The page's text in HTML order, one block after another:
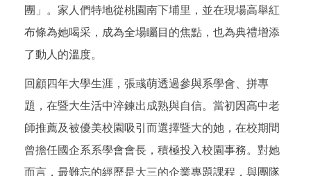
團」。家人們特地從桃園南下埔里，並在現場高舉紅
布條為她喝采，成為全場矚目的焦點，也為典禮增添
了動人的溫度。
回顧四年大學生涯，張彧萌透過參與系學會、拼專
題，在暨大生活中淬鍊出成熟與自信。當初因高中老
師推薦及被優美校園吸引而選擇暨大的她，在校期間
曾擔任國企系系學會會長，積極投入校園事務。對她
而言，最難忘的經歷是大三的企業專題課程，與團隊